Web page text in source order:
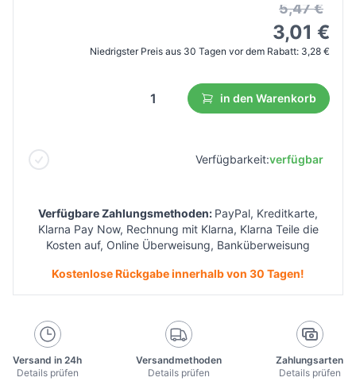
5,47 €
3,01 €
Niedrigster Preis aus 30 Tagen vor dem Rabatt: 3,28 €
in den Warenkorb
Verfügbarkeit:verfügbar
Verfügbare Zahlungsmethoden: PayPal, Kreditkarte,
Klarna Pay Now, Rechnung mit Klarna, Klarna Teile die
Kosten auf, Online Überweisung, Banküberweisung
Kostenlose Rückgabe innerhalb von 30 Tagen!
Versand in 24h
Details prüfen
Versandmethoden
Details prüfen
Zahlungsarten
Details prüfen